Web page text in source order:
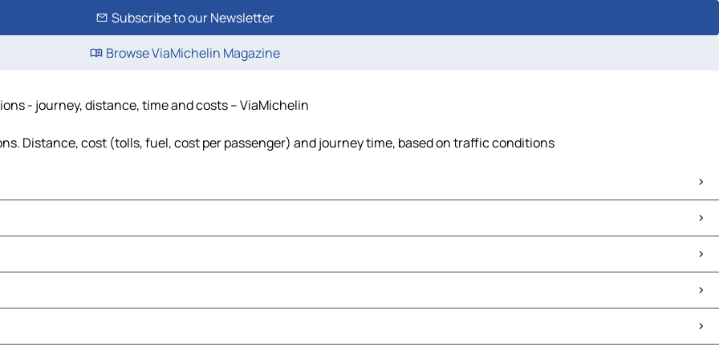
Subscribe to our Newsletter
Browse ViaMichelin Magazine
- journey, distance, time and costs – ViaMichelin
Distance, cost (tolls, fuel, cost per passenger) and journey time, based on traffic conditions